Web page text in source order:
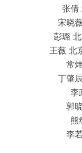
张倩
宋晓
彭璐
王薇 北
常
丁肇
李
郭
熊
李